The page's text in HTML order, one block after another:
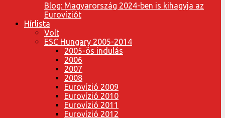
Blog: Magyarország 2024-ben is kihagyja az
Eurovíziót
Hírlista
Volt
ESC Hungary 2005-2014
2005-ös indulás
2006
2007
2008
Eurovízió 2009
Eurovízió 2010
Eurovízió 2011
Eurovízió 2012